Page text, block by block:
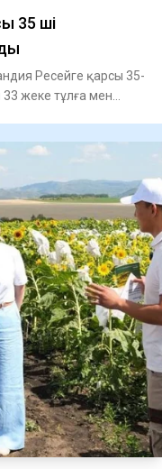
35 ші
Ресейге қарсы 35-
33 жеке тұлға мен